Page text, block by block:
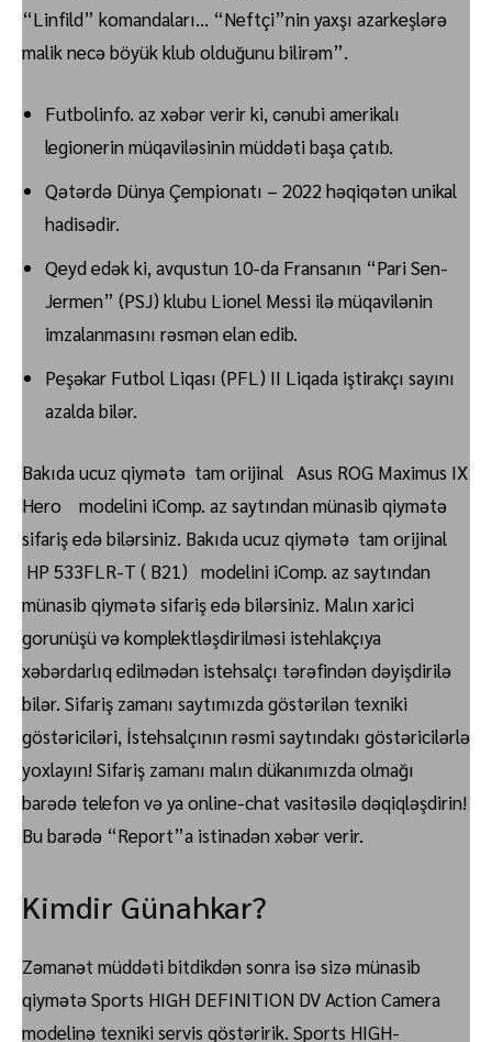
“Linfild” komandaları… “Neftçi”nin yaxşı azarkeşlərə
malik necə böyük klub olduğunu bilirəm”.
Futbolinfo. az xəbər verir ki, cənubi amerikalı
legionerin müqaviləsinin müddəti başa çatıb.
Qətərdə Dünya Çempionatı – 2022 həqiqətən unikal
hadisədir.
Qeyd edək ki, avqustun 10-da Fransanın “Pari Sen-
Jermen” (PSJ) klubu Lionel Messi ilə müqavilənin
imzalanmasını rəsmən elan edib.
Peşəkar Futbol Liqası (PFL) II Liqada iştirakçı sayını
azalda bilər.
Bakıda ucuz qiymətə tam orijinal Asus ROG Maximus IX
Hero modelini iComp. az saytından münasib qiymətə
sifariş edə bilərsiniz. Bakıda ucuz qiymətə tam orijinal
HP 533FLR-T ( B21) modelini iComp. az saytından
münasib qiymətə sifariş edə bilərsiniz. Malın xarici
gorunüşü və komplektləşdirilməsi istehlakçıya
xəbərdarlıq edilmədən istehsalçı tərəfindən dəyişdirilə
bilər. Sifariş zamanı saytımızda göstərilən texniki
göstəriciləri, İstehsalçının rəsmi saytındakı göstəricilərlə
yoxlayın! Sifariş zamanı malın dükanımızda olmağı
barədə telefon və ya online-chat vasitəsilə dəqiqləşdirin!
Bu barədə “Report”a istinadən xəbər verir.
Kimdir Günahkar?
Zəmanət müddəti bitdikdən sonra isə sizə münasib
qiymətə Sports HIGH DEFINITION DV Action Camera
modelinə texniki servis göstəririk. Sports HIGH-